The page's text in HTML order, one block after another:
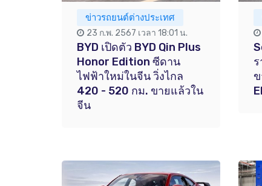
ข่าวรถยนต์ต่างประเทศ
23 ก.พ. 2567 เวลา 18:01 น.
BYD เปิดตัว BYD Qin Plus
Honor Edition ซีดาน
ไฟฟ้าใหม่ในจีน วิ่งไกล
420 - 520 กม. ขายแล้วใน
จีน